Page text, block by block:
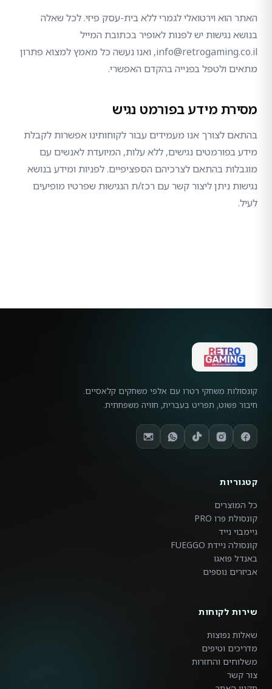
האתר הוא וירטואלי לגמרי ללא בית-עסק פיזי. לכל שאלה
בנושא נגישות יש לפנות לאופיר בכתובת המייל
info@retrogaming.co.il, ואנו נעשה כל מאמץ למצוא פתרון
מתאים ולטפל בפנייה בהקדם האפשרי.
מסירת מידע בפורמט נגיש
בהתאם לצורך אנו מעמידים עבור לקוחותינו אפשרות לקבלת
מידע בפורמטים נגישים, ללא עלות, המיועדת לאנשים עם
מוגבלות בהתאם לצרכיהם הספציפיים. לפניות ומידע בנושא
נגישות ניתן ליצור קשר עם רכז/ת הנגישות שפרטיו מופיעים
לעיל.
קונסולות משחקי רטרו עם אלפי משחקים קלאסיים.
חיבור פשוט, תפריט בעברית, חוויה משפחתית.
קטגוריות
כל המוצרים
קונסולת פרו PRO
גיימבוי נייד
קונסולה ניידת FUEGGO
באנדל פואגו
אביזרים נוספים
שירות לקוחות
שאלות נפוצות
מדריכים וטיפים
משלוחים והחזרות
צור קשר
רגיל גבוה הפוך
100%
115%
רגיל